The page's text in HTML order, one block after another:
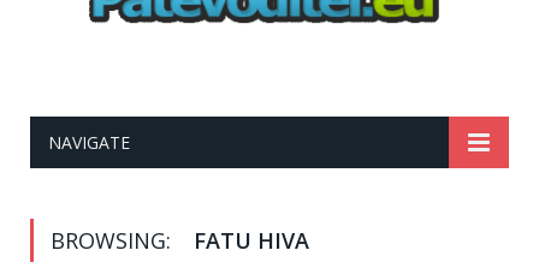
NAVIGATE
BROWSING: FATU HIVA